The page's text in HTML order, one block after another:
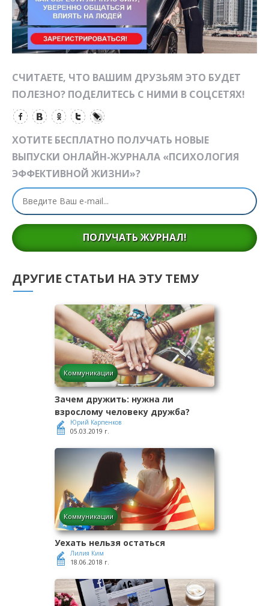
СЧИТАЕТЕ, ЧТО ВАШИМ ДРУЗЬЯМ ЭТО БУДЕТ
ПОЛЕЗНО? ПОДЕЛИТЕСЬ С НИМИ В СОЦСЕТЯХ!
ХОТИТЕ БЕСПЛАТНО ПОЛУЧАТЬ НОВЫЕ
ВЫПУСКИ ОНЛАЙН-ЖУРНАЛА «ПСИХОЛОГИЯ
ЭФФЕКТИВНОЙ ЖИЗНИ»?
ПОЛУЧАТЬ ЖУРНАЛ!
ДРУГИЕ СТАТЬИ НА ЭТУ ТЕМУ
Коммуникации
Зачем дружить: нужна ли
взрослому человеку дружба?
Юрий Карпенков
05.03.2019 г.
Коммуникации
Уехать нельзя остаться
Лилия Ким
18.06.2018 г.